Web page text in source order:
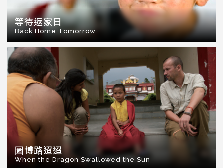
等待返家日
Back Home Tomorrow
圖博路迢迢
When the Dragon Swallowed the Sun